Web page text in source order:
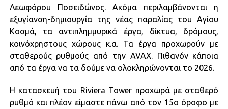
Λεωφόρου Ποσειδώνος. Ακόμα περιλαμβάνονται η
εξυγίανση-δημιουργία της νέας παραλίας του Αγίου
Κοσμά, τα αντιπλημμυρικά έργα, δίκτυα, δρόμους,
κοινόχρηστους χώρους κ.α. Τα έργα προχωρούν με
σταθερούς ρυθμούς από την AVAX. Πιθανόν κάποια
από τα έργα να τα δούμε να ολοκληρώνονται το 2026.
Η κατασκευή του Riviera Tower προχωρά με σταθερό
ρυθμό και πλέον είμαστε πάνω από τον 15ο όροφο με